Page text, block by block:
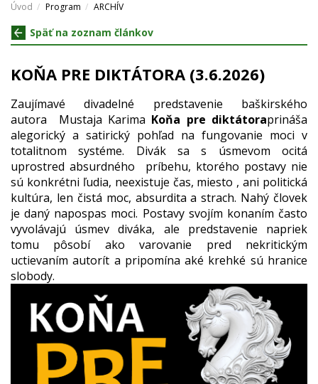
Úvod Program ARCHÍV
Späť na zoznam článkov
KOŇA PRE DIKTÁTORA (3.6.2026)
Zaujímavé divadelné predstavenie baškirského
autora Mustaja Karima Koňa pre diktátoraprináša
alegorický a satirický pohľad na fungovanie moci v
totalitnom systéme. Divák sa s úsmevom ocitá
uprostred absurdného príbehu, ktorého postavy nie
sú konkrétni ľudia, neexistuje čas, miesto , ani politická
kultúra, len čistá moc, absurdita a strach. Nahý človek
je daný napospas moci. Postavy svojím konaním často
vyvolávajú úsmev diváka, ale predstavenie napriek
tomu pôsobí ako varovanie pred nekritickým
uctievaním autorít a pripomína aké krehké sú hranice
slobody.